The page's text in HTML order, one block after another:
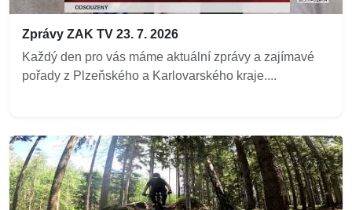
Zprávy ZAK TV 23. 7. 2026
Každý den pro vás máme aktuální zprávy a zajímavé
pořady z Plzeňského a Karlovarského kraje....